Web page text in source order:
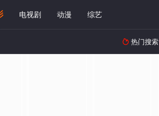
电视剧 动漫 综艺
 热门搜索